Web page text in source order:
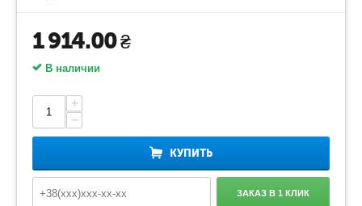
1 914.00₴
В наличии
+
−
КУПИТЬ
ЗАКАЗ В 1 КЛИК